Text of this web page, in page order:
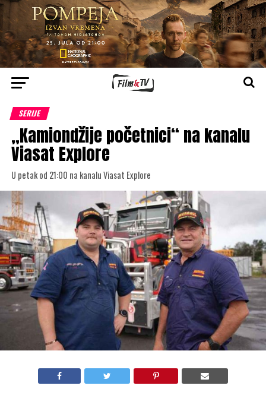
SERIJE
„Kamiondžije početnici“ na kanalu
Viasat Explore
U petak od 21:00 na kanalu Viasat Explore